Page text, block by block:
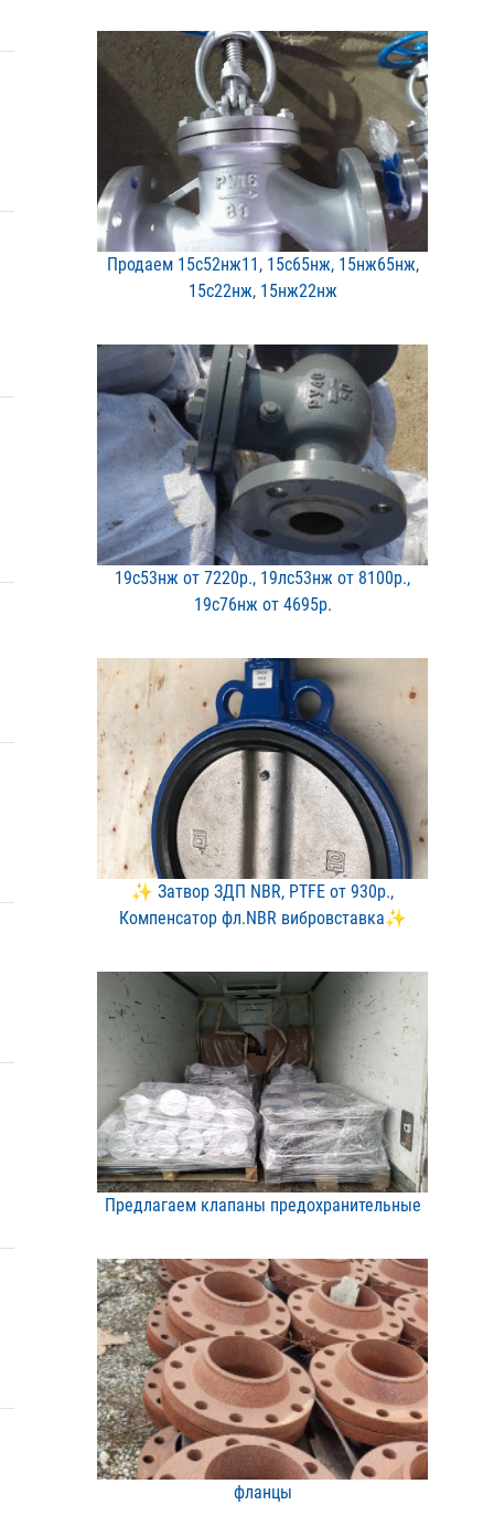
Продаем 15с52нж11, 15с65​нж, 15нж65нж,
15с22нж, 1​5нж22нж
19с53нж от 7220р., 19лс5​3нж от 8100р.,
19с76нж о​т 4695р.
✨ Затвор ЗДП NBR, PTFE о​т 930р.,
Компенсатор фл.​NBR вибровставка✨
Предлагаем клапаны предо​хранительные
фланцы